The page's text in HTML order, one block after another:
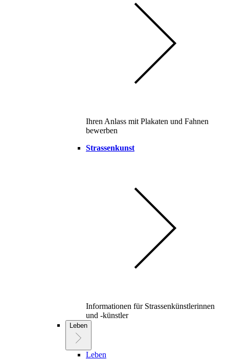
Ihren Anlass mit Plakaten und Fahnen
bewerben
Strassenkunst
Informationen für Strassenkünstlerinnen
und -künstler
Leben
Leben